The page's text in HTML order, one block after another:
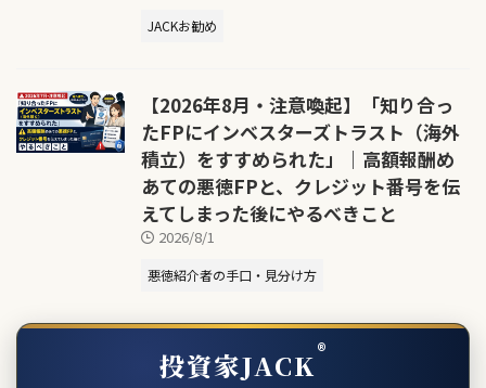
JACKお勧め
【2026年8月・注意喚起】「知り合っ
たFPにインベスターズトラスト（海外
積立）をすすめられた」｜高額報酬め
あての悪徳FPと、クレジット番号を伝
えてしまった後にやるべきこと
2026/8/1
悪徳紹介者の手口・見分け方
投資家JACK®